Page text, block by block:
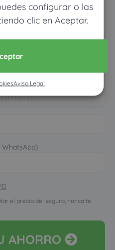
configurar o las
clic en Aceptar.
Aviso Legal
descubre
ahorrarías
WhatsApp)
el precio del seguro, nunca te
AHORRO